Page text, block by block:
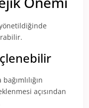
açısından